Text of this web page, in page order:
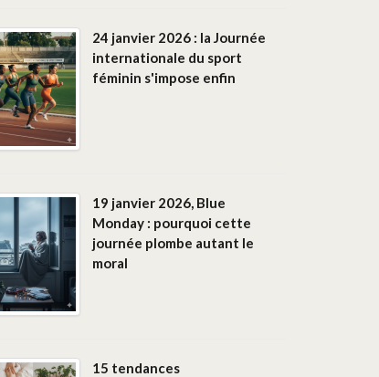
24 janvier 2026 : la Journée
internationale du sport
féminin s'impose enfin
19 janvier 2026, Blue
Monday : pourquoi cette
journée plombe autant le
moral
15 tendances